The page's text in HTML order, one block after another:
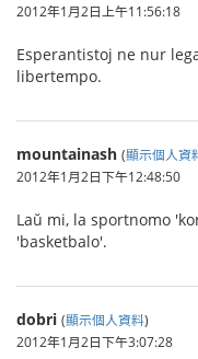
2012年1月2日上午11:56:18
Esperantistoj ne nur
libertempo.
mountainash (顯示個人資
2012年1月2日下午12:48:50
Laŭ mi, la sportnomo
'basketbalo'.
dobri (顯示個人資料)
2012年1月2日下午3:07:28